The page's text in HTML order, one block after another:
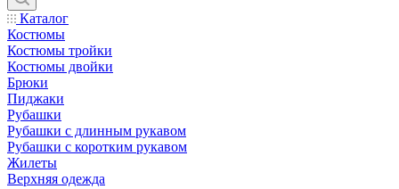
Каталог
Костюмы
Костюмы тройки
Костюмы двойки
Брюки
Пиджаки
Рубашки
Рубашки с длинным рукавом
Рубашки с коротким рукавом
Жилеты
Верхняя одежда